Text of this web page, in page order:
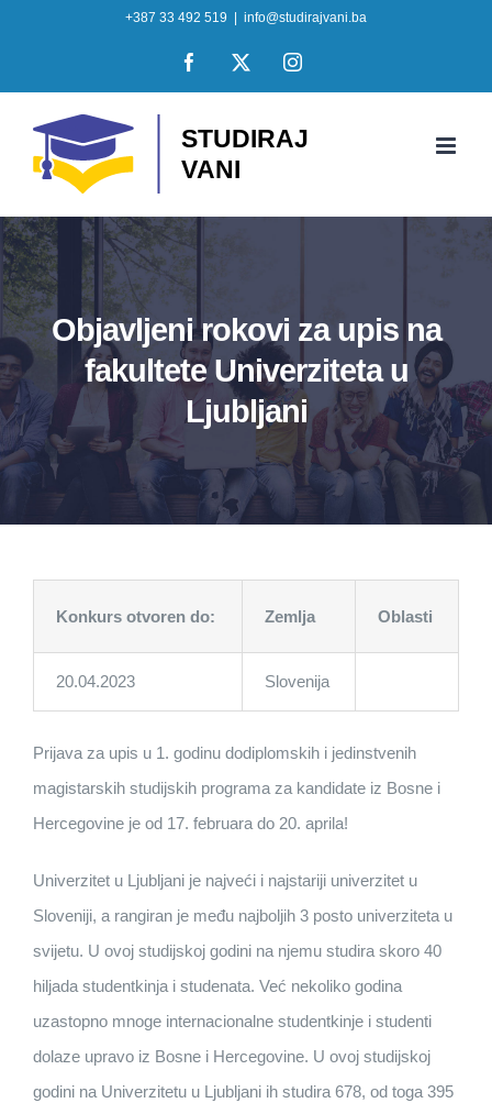
+387 33 492 519 info@studirajvani.ba
Facebook
X Instagram
Objavljeni rokovi za upis na
fakultete Univerziteta u
Ljubljani
Konkurs otvoren do: Zemlja Oblasti
20.04.2023 Slovenija
Prijava za upis u 1. godinu dodiplomskih i jedinstvenih
magistarskih studijskih programa za kandidate iz Bosne i
Hercegovine je od 17. februara do 20. aprila!
Univerzitet u Ljubljani je najveći i najstariji univerzitet u
Sloveniji, a rangiran je među najboljih 3 posto univerziteta u
svijetu. U ovoj studijskoj godini na njemu studira skoro 40
hiljada studentkinja i studenata. Već nekoliko godina
uzastopno mnoge internacionalne studentkinje i studenti
dolaze upravo iz Bosne i Hercegovine. U ovoj studijskoj
godini na Univerzitetu u Ljubljani ih studira 678, od toga 395